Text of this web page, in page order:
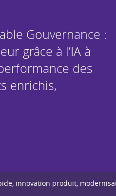
Gouvernance :
grâce à l’IA à
des
enrichis,
innovation produit,